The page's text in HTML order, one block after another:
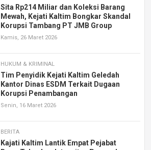
Sita Rp214 Miliar dan Koleksi Barang
Mewah, Kejati Kaltim Bongkar Skandal
Korupsi Tambang PT JMB Group
Kamis, 26 Maret 2026
HUKUM & KRIMINAL
Tim Penyidik Kejati Kaltim Geledah
Kantor Dinas ESDM Terkait Dugaan
Korupsi Penambangan
Senin, 16 Maret 2026
BERITA
Kajati Kaltim Lantik Empat Pejabat